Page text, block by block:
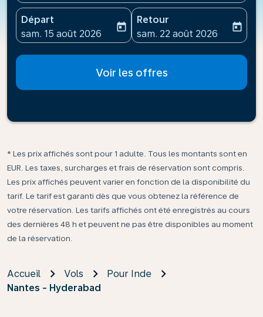
Départ
fc-booking-departure-date-aria-label
sam. 15 août 2026
today
Retour
fc-booking-return-date-
sam. 22 août 2026
today
Voir les offres
* Les prix affichés sont pour 1 adulte. Tous les montants sont en
EUR. Les taxes, surcharges et frais de réservation sont compris.
Les prix affichés peuvent varier en fonction de la disponibilité du
tarif. Le tarif est garanti dès que vous obtenez la référence de
votre réservation. Les tarifs affichés ont été enregistrés au cours
des dernières 48 h et peuvent ne pas être disponibles au moment
de la réservation.
Accueil Vols
Pour Inde
Nantes - Hyderabad